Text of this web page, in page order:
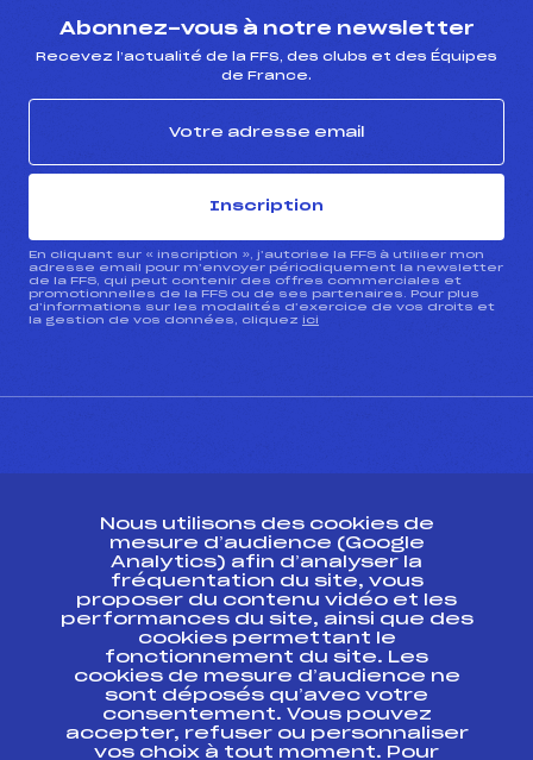
Abonnez-vous à notre newsletter
Recevez l’actualité de la FFS, des clubs et des Équipes
de France.
Inscription
En cliquant sur « inscription », j’autorise la FFS à utiliser mon
adresse email pour m’envoyer périodiquement la newsletter
de la FFS, qui peut contenir des offres commerciales et
promotionnelles de la FFS ou de ses partenaires. Pour plus
d’informations sur les modalités d’exercice de vos droits et
la gestion de vos données, cliquez ici
ESPACE PRESSE
Ressources
Pass’Neige
Projet sportif fédéral
Projet de performance fédéral
Antidopage
Pôle Développement, Formation, Suivi
Scientifique
Nous utilisons des cookies de
mesure d’audience (Google
Analytics) afin d’analyser la
fréquentation du site, vous
proposer du contenu vidéo et les
performances du site, ainsi que des
cookies permettant le
fonctionnement du site. Les
cookies de mesure d’audience ne
sont déposés qu’avec votre
consentement. Vous pouvez
accepter, refuser ou personnaliser
vos choix à tout moment. Pour